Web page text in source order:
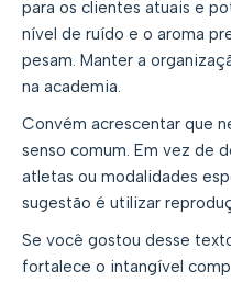
para os clientes atuais e
nível de ruído e o aroma
pesam. Manter a
na academia.
Convém acrescentar que
senso comum. Em vez de
atletas ou modalidades
sugestão é utilizar
Se você gostou desse
fortalece o intangível